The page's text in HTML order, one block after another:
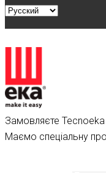
Замовляєте
Маємо спеціальну